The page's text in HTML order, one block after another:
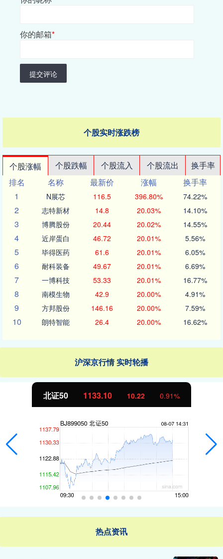
你的邮箱*
提交评论
个股实时涨跌榜
个股涨幅 个股跌幅 个股流入 个股流出
换手率
排名
名称 最新价 涨幅
换手率
1
N展芯 116.5 396.80% 74.22%
2 志特新材 14.8 20.03% 14.10%
3 博腾股份 20.44 20.02% 14.55%
4 近岸蛋白 46.72 20.01% 5.56%
5 毕得医药 61.6 20.01% 6.05%
6 耐科装备 49.67 20.01% 6.69%
7 一博科技 53.33 20.01% 16.77%
8 南模生物 42.9 20.00% 4.91%
9 方邦股份 146.16 20.00% 7.59%
10 朗特智能 26.4 20.00% 16.62%
沪深京行情 实时轮播
北证50 1133.10 10.22 0.91%
热点资讯